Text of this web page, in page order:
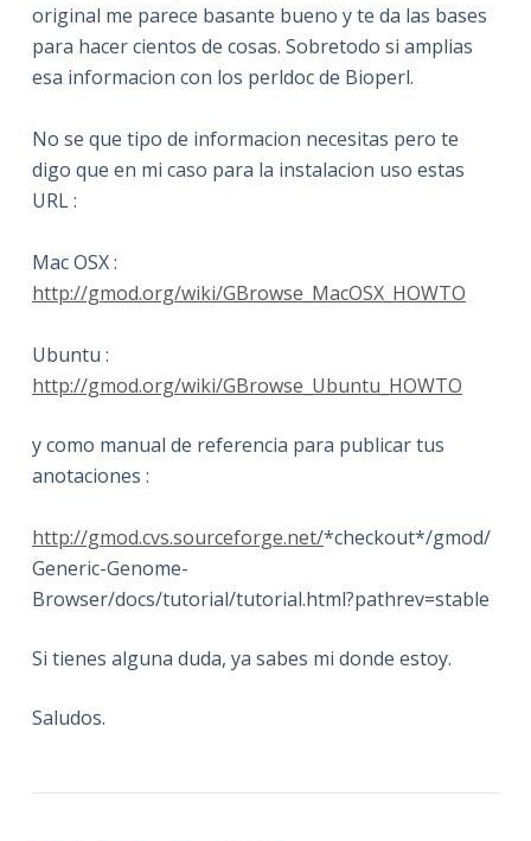
original me parece basante bueno y te da las bases
para hacer cientos de cosas. Sobretodo si amplias
esa informacion con los perldoc de Bioperl.
No se que tipo de informacion necesitas pero te
digo que en mi caso para la instalacion uso estas
URL :
Mac OSX :
http://gmod.org/wiki/GBrowse_MacOSX_HOWTO
Ubuntu :
http://gmod.org/wiki/GBrowse_Ubuntu_HOWTO
y como manual de referencia para publicar tus
anotaciones :
http://gmod.cvs.sourceforge.net/*checkout*/gmod/
Generic-Genome-
Browser/docs/tutorial/tutorial.html?pathrev=stable
Si tienes alguna duda, ya sabes mi donde estoy.
Saludos.